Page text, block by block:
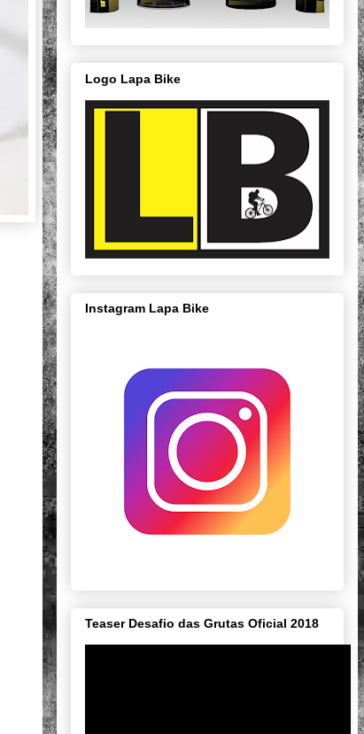
Logo Lapa Bike
Instagram Lapa Bike
Teaser Desafio das Grutas Oficial 2018